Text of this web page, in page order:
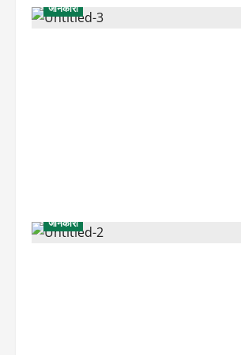
जानकारी
जानकारी